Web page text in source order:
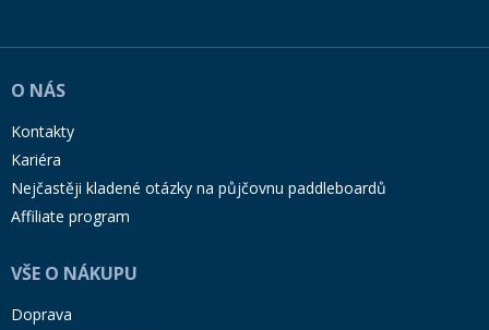
O NÁS
Kontakty
Kariéra
Nejčastěji kladené otázky na půjčovnu paddleboardů
Affiliate program
VŠE O NÁKUPU
Doprava